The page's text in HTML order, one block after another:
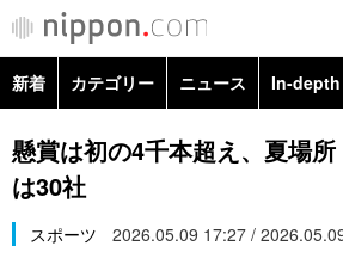
カテゴリー
新着 カテゴリー ニュース In-depth
政治・外交
経済・ビジネス
懸賞は初の4千本超え、夏場
は30社
スポーツ 2026.05.09 17:27 /